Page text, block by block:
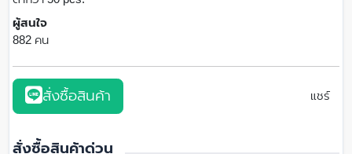
ผู้สนใจ
882 คน
สั่งซื้อสินค้า แชร์
สั่งซื้อสินค้าด่วน